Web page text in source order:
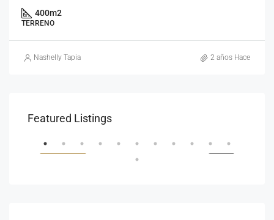
400m2
TERRENO
Nashelly Tapia 2 años Hace
Featured Listings
$7,000,000
Isla Bonita, Pok Ta Pok, Cancún Quintana Roo, México